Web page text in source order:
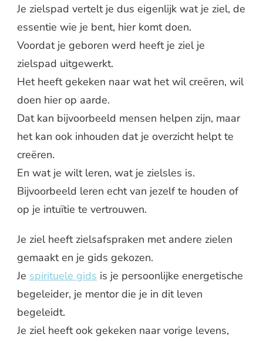
Je zielspad vertelt je dus eigenlijk wat je ziel, de
essentie wie je bent, hier komt doen.
Voordat je geboren werd heeft je ziel je
zielspad uitgewerkt.
Het heeft gekeken naar wat het wil creëren, wil
doen hier op aarde.
Dat kan bijvoorbeeld mensen helpen zijn, maar
het kan ook inhouden dat je overzicht helpt te
creëren.
En wat je wilt leren, wat je zielsles is.
Bijvoorbeeld leren echt van jezelf te houden of
op je intuïtie te vertrouwen.
Je ziel heeft zielsafspraken met andere zielen
gemaakt en je gids gekozen.
Je spirituele gids is je persoonlijke energetische
begeleider, je mentor die je in dit leven
begeleidt.
Je ziel heeft ook gekeken naar vorige levens,